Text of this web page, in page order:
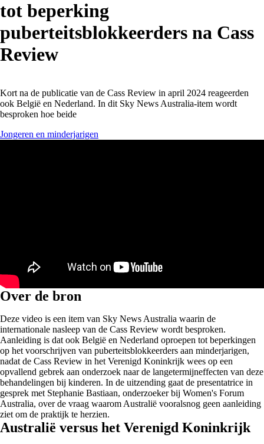
tot beperking
puberteitsblokkeerders na Cass
Review
Kort na de publicatie van de Cass Review in april 2024 reageerden
ook België en Nederland. In dit Sky News Australia-item wordt
besproken hoe beide
Jongeren en minderjarigen
Over de bron
Deze video is een item van Sky News Australia waarin de
internationale nasleep van de Cass Review wordt besproken.
Aanleiding is dat ook België en Nederland oproepen tot beperkingen
op het voorschrijven van puberteitsblokkeerders aan minderjarigen,
nadat de Cass Review in het Verenigd Koninkrijk wees op een
opvallend gebrek aan onderzoek naar de langetermijneffecten van deze
behandelingen bij kinderen. In de uitzending gaat de presentatrice in
gesprek met Stephanie Bastiaan, onderzoeker bij Women's Forum
Australia, over de vraag waarom Australië vooralsnog geen aanleiding
ziet om de praktijk te herzien.
Australië versus het Verenigd Koninkrijk